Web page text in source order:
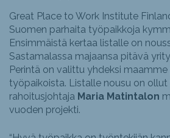
Great Place to Work Institute
Suomen parhaita työpaikkoja
Ensimmäistä kertaa listalle on
Sastamalassa majaansa pitävä
Perintä on valittu yhdeksi maamme
työpaikoista. Listalle nousu on ollut
rahoitusjohtaja Maria Matintalon
vuoden projekti.